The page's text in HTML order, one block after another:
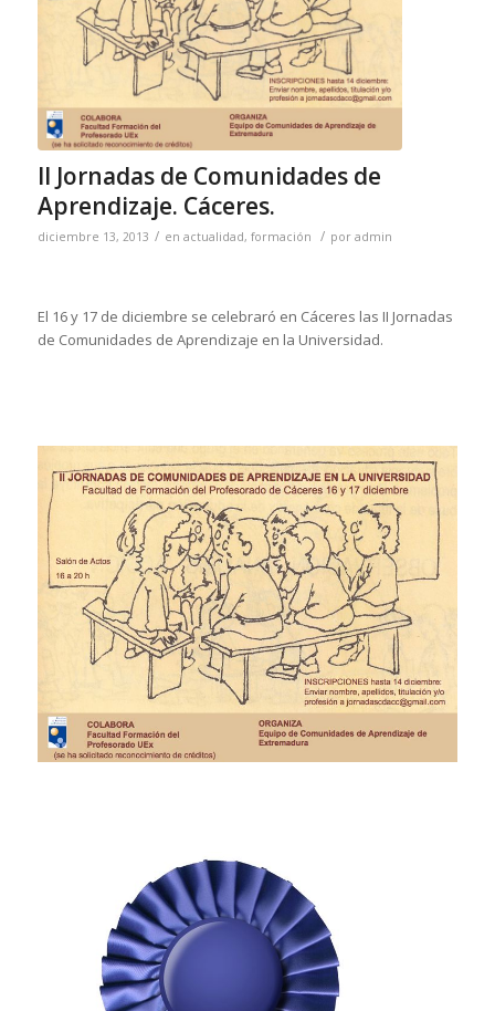
II Jornadas de Comunidades de
Aprendizaje. Cáceres.
diciembre 13, 2013 / en actualidad, formación / por admin
El 16 y 17 de diciembre se celebraró en Cáceres las II Jornadas
de Comunidades de Aprendizaje en la Universidad.